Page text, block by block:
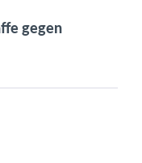
gegen